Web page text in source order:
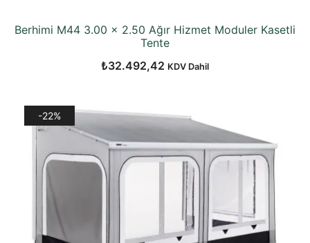
Berhimi M44 3.00 x 2.50 Ağır Hizmet Moduler Kasetli
Tente
₺32.492,42 KDV Dahil
-22%